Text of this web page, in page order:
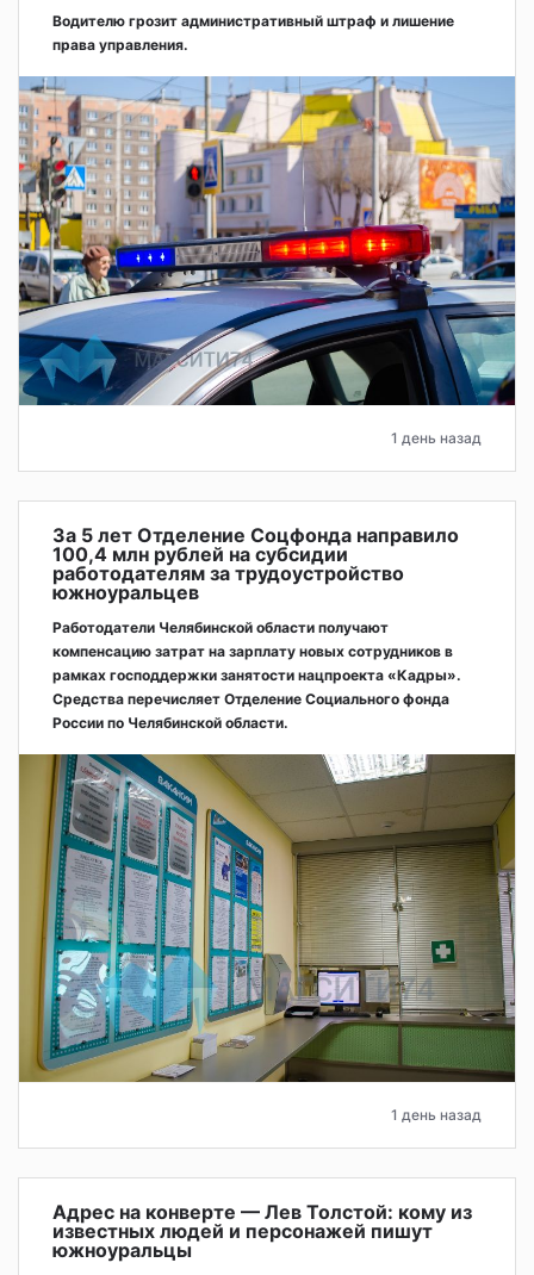
Водителю грозит административный штраф и лишение
права управления.
1 день назад
За 5 лет Отделение Соцфонда направило
100,4 млн рублей на субсидии
работодателям за трудоустройство
южноуральцев
Работодатели Челябинской области получают
компенсацию затрат на зарплату новых сотрудников в
рамках господдержки занятости нацпроекта «Кадры».
Средства перечисляет Отделение Социального фонда
России по Челябинской области.
1 день назад
Адрес на конверте — Лев Толстой: кому из
известных людей и персонажей пишут
южноуральцы